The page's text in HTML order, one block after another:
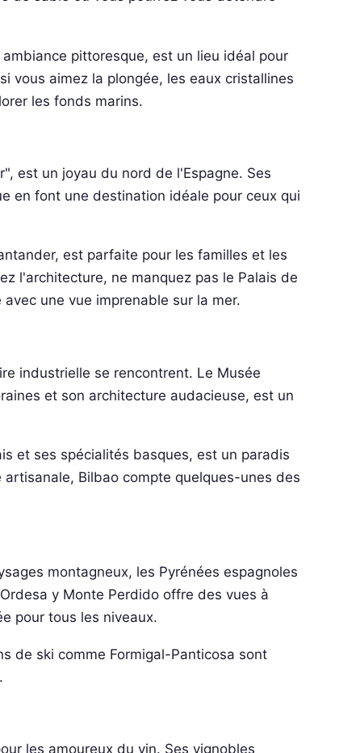
pittoresque, est un lieu idéal pour
vous aimez la plongée, les eaux cristallines
les fonds marins.
est un joyau du nord de l'Espagne. Ses
en font une destination idéale pour ceux qui
est parfaite pour les familles et les
l'architecture, ne manquez pas le Palais de
une vue imprenable sur la mer.
industrielle se rencontrent. Le Musée
et son architecture audacieuse, est un
et ses spécialités basques, est un paradis
Bilbao compte quelques-unes des
montagneux, les Pyrénées espagnoles
y Monte Perdido offre des vues à
pour tous les niveaux.
de ski comme Formigal-Panticosa sont
les amoureux du vin. Ses vignobles